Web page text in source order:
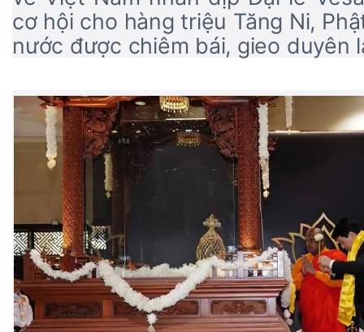
cơ hội cho hàng triệu Tăng Ni,
nước được chiêm bái, gieo duyên